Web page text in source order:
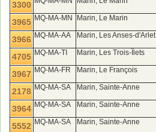
3300
3965 MQ-MA-MN Marin, Le Marin
3966 MQ-MA-AA Marin, Les Anses-d'Arlet
4705 MQ-MA-TI Marin, Les Trois-Îlets
3967 MQ-MA-FR Marin, Le François
2178 MQ-MA-SA Marin, Sainte-Anne
3964 MQ-MA-SA Marin, Sainte-Anne
5552 MQ-MA-SA Marin, Sainte-Anne